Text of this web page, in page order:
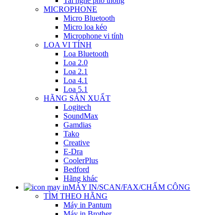
MICROPHONE
Micro Bluetooth
Micro loa kéo
Microphone vi tính
LOA VI TÍNH
Loa Bluetooth
Loa 2.0
Loa 2.1
Loa 4.1
Loa 5.1
HÃNG SẢN XUẤT
Logitech
SoundMax
Gamdias
Tako
Creative
E-Dra
CoolerPlus
Bedford
Hãng khác
MÁY IN/SCAN/FAX/CHẤM CÔNG
TÌM THEO HÃNG
Máy in Pantum